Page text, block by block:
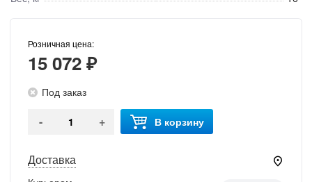
Розничная цена:
15 072 ₽
Под заказ
- + В корзину
Доставка